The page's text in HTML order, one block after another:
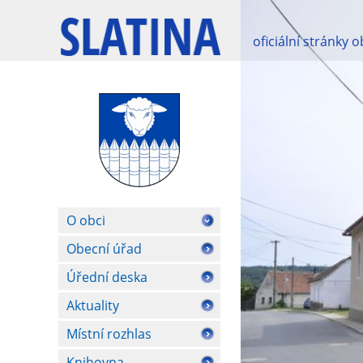
O obci
Obecní úřad
Úřední deska
Aktuality
Místní rozhlas
oficiální stránky